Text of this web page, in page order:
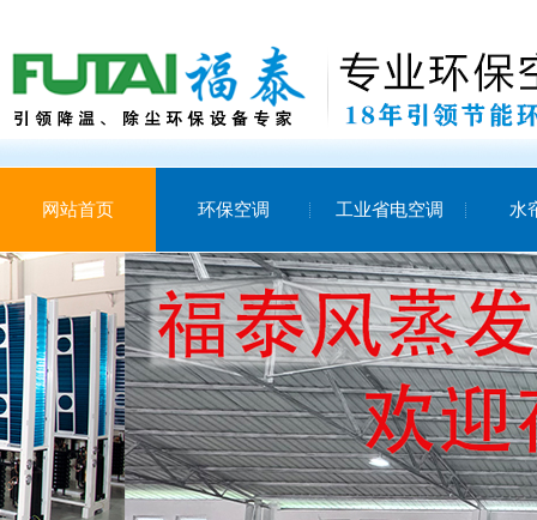
网站首页 环保空调 工业省电空调 水